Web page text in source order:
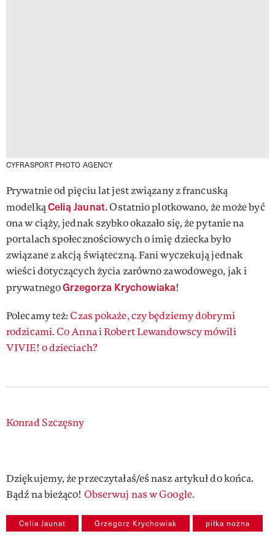
CYFRASPORT PHOTO AGENCY
Prywatnie od pięciu lat jest związany z francuską
modelkąCelią Jaunat. Ostatnio plotkowano, że może być
ona w ciąży, jednak szybko okazało się, że pytanie na
portalach społecznościowych o imię dziecka było
związane z akcją świąteczną. Fani wyczekują jednak
wieści dotyczących życia zarówno zawodowego, jak i
prywatnegoGrzegorza Krychowiaka!
Polecamy też: Czas pokaże, czy będziemy dobrymi
rodzicami. Co Anna i Robert Lewandowscy mówili
VIVIE! o dzieciach?
Authors
Konrad Szczęsny
Dziękujemy, że przeczytałaś/eś nasz artykuł do końca.
Bądź na bieżąco! Obserwuj nas w Google.
Celia Jaunat Grzegorz Krychowiak piłka nożna